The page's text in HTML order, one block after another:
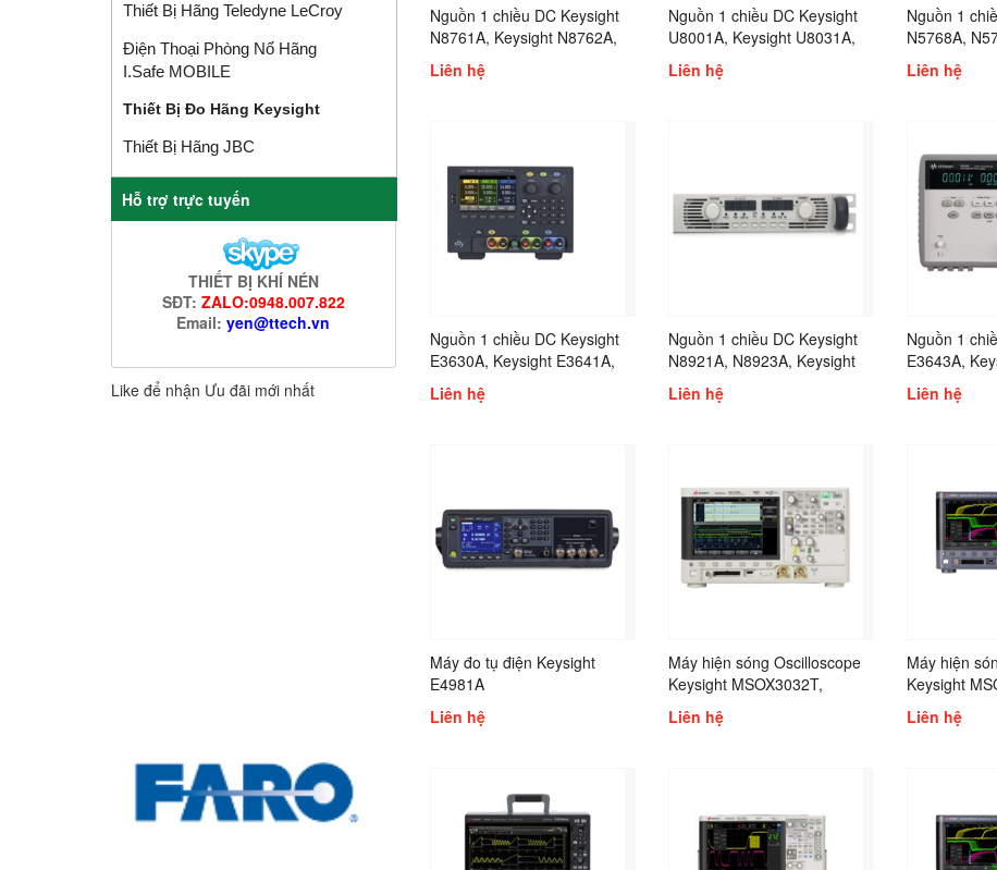
Nguồn 1 chiều DC Keysight
N8761A, Keysight N8762A,
Keysight N8920A, N8928A,
N8929A, N8930A, N8931A,
Liên hệ
Nguồn 1 chiều DC Keysight
U8001A, Keysight U8031A,
Keysight U8032A
Liên hệ
Nguồn 1
N5768A,
Keysight
N8731A,
Liên hệ
Nguồn 1 chiều DC Keysight
E3630A, Keysight E3641A,
Keysight E3645A, Keysight
E36234A, Keysight
Liên hệ
Nguồn 1 chiều DC Keysight
N8921A, N8923A, Keysight
N8924A, N8925A, Keysight
N8926A, N5741A, Keysight
N5747A
Liên hệ
Nguồn 1
E3643A,
Keysight
E3633A,
Liên hệ
Máy đo tụ điện Keysight
E4981A
Liên hệ
Máy hiện sóng Oscilloscope
Keysight MSOX3032T,
Keysight MSOX3034A,
Keysight MSOX3052A,
Keysight MSOX3102A,
MSOX3102T, Keysight
MSOX3104A
Liên hệ
Máy hiện
Keysight
Keysight
Keysight
Keysight
Keysight
Liên hệ
Thiết Bị Hãng Teledyne LeCroy
Điện Thoại Phòng Nổ Hãng
I.safe MOBILE
Thiết Bị Đo Hãng Keysight
Thiết Bị Hãng JBC
Hỗ trợ trực tuyến
THIẾT BỊ KHÍ NÉN
SĐT: ZALO:0948.007.822
Email: yen@ttech.vn
Like để nhận Ưu đãi mới nhất